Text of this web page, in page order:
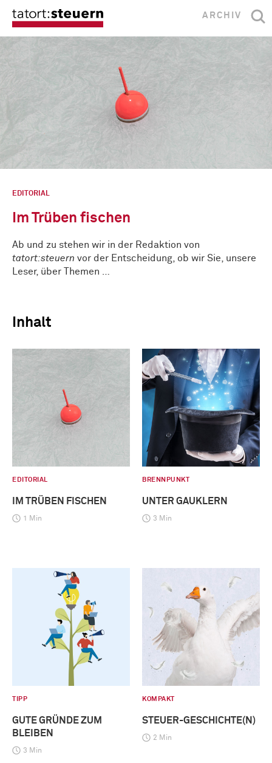
ARCHIV
EDITORIAL
Im Trüben fischen
Ab und zu stehen wir in der Redaktion von
tatort:steuern vor der Entscheidung, ob wir Sie, unsere
Leser, über Themen …
Inhalt
EDITORIAL
IM TRÜBEN FISCHEN
1 Min
BRENNPUNKT
UNTER GAUKLERN
3 Min
TIPP
GUTE GRÜNDE ZUM
BLEIBEN
3 Min
KOMPAKT
STEUER-GESCHICHTE(N)
2 Min